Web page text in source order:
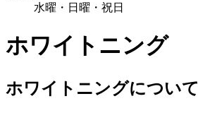
水曜・日曜・祝日
ホワイトニング
ホワイトニングについて